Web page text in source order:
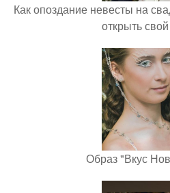
Как опоздание невесты на
открыть
Образ "Вкус